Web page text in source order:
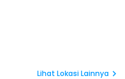
Lihat Lokasi Lainnya